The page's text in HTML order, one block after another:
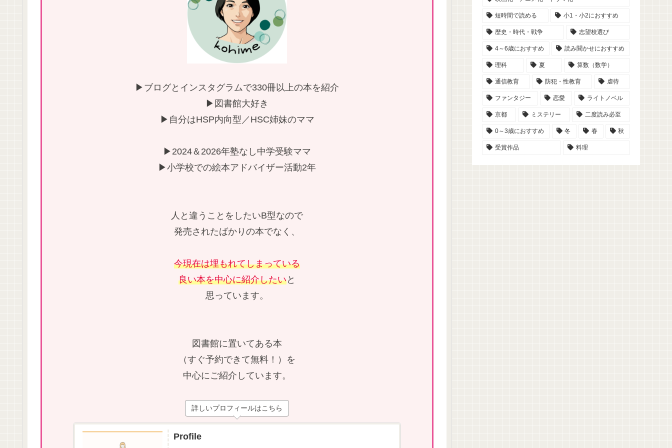
▶ブログとインスタグラムで330冊以上の本を紹介
▶図書館大好き
▶自分はHSP内向型／HSC姉妹のママ
▶2024＆2026年塾なし中学受験ママ
▶小学校での絵本アドバイザー活動2年
人と違うことをしたいB型なので
発売されたばかりの本でなく、
今現在は埋もれてしまっている
良い本を中心に紹介したいと
思っています。
図書館に置いてある本
（すぐ予約できて無料！）を
中心にご紹介しています。
詳しいプロフィールはこちら
Profile
短時間で読める 小1・小2におすすめ
歴史・時代・戦争 志望校選び
4～6歳におすすめ 読み聞かせにおすすめ
理科 夏 算数（数学）
通信教育 防犯・性教育 虐待
ファンタジー 恋愛 ライトノベル
京都 ミステリー 二度読み必至
0～3歳におすすめ 冬 春 秋
受賞作品 料理